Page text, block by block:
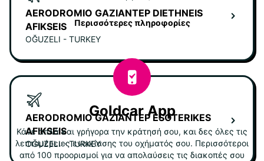
AERODROMIO GAZIANTEP DIETHNEIS
AFIKSEIS
OĞUZELI - TURKEY
AERODROMIO GAZIANTEP ESOTERIKES
AFIKSEIS
OĞUZELI - TURKEY
Περισσότερες πληροφορίες
Goldcar App
Κάνε απλά και γρήγορα την κράτησή σου, και δες όλες τις
λεπτομέρειες ενοικίασης του οχήματός σου. Περισσότεροι
από 100 προορισμοί για να απολαύσεις τις διακοπές σου